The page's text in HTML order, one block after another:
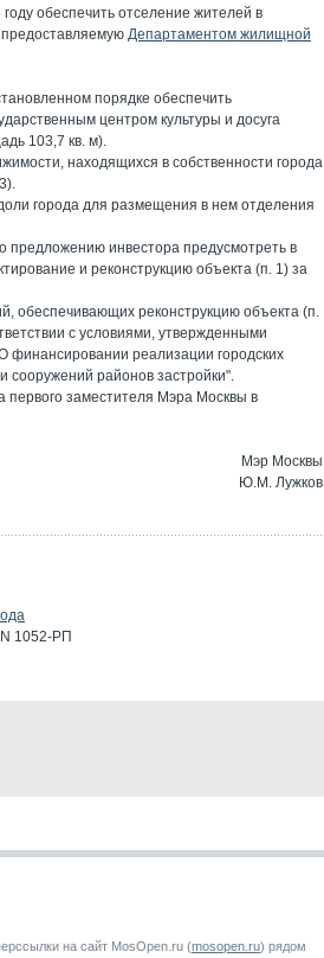
обеспечить отселение жителей в
предоставляемую Департаментом жилищной
порядке обеспечить
центром культуры и досуга
103,7 кв. м).
находящихся в собственности города
города для размещения в нем отделения
предложению инвестора предусмотреть в
и реконструкцию объекта (п. 1) за
обеспечивающих реконструкцию объекта (п.
с условиями, утвержденными
финансировании реализации городских
сооружений районов застройки".
первого заместителя Мэра Москвы в
Мэр Москвы
Ю.М. Лужков
1052-РП
на сайт MosOpen.ru (mosopen.ru) рядом